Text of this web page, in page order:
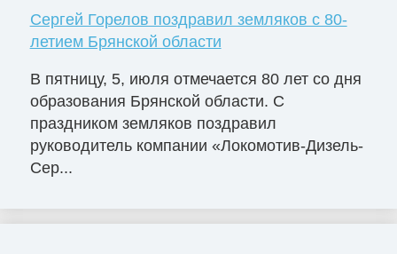
Сергей Горелов поздравил земляков с 80-
летием Брянской области
В пятницу, 5, июля отмечается 80 лет со дня
образования Брянской области. С
праздником земляков поздравил
руководитель компании «Локомотив-Дизель-
Сер...